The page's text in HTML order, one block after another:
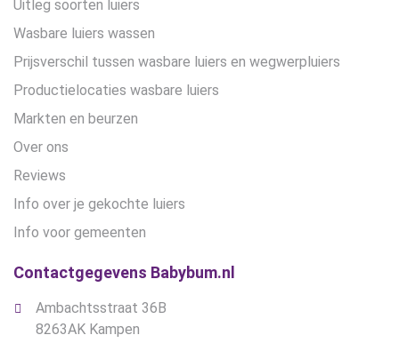
Uitleg soorten luiers
Wasbare luiers wassen
Prijsverschil tussen wasbare luiers en wegwerpluiers
Productielocaties wasbare luiers
Markten en beurzen
Over ons
Reviews
Info over je gekochte luiers
Info voor gemeenten
Contactgegevens Babybum.nl
Ambachtsstraat 36B
8263AK Kampen